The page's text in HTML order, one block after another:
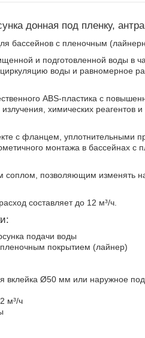
донная под пленку,
бассейнов с пленочным
и подготовленной воды в
воды и равномерное
ABS-пластика с
химических реагентов и
с фланцем, уплотнительными
монтажа в бассейнах с
соплом, позволяющим изменять
составляет до 12 м³/ч.
подачи воды
покрытием (лайнер)
вклейка Ø50 мм или наружное
м³/ч